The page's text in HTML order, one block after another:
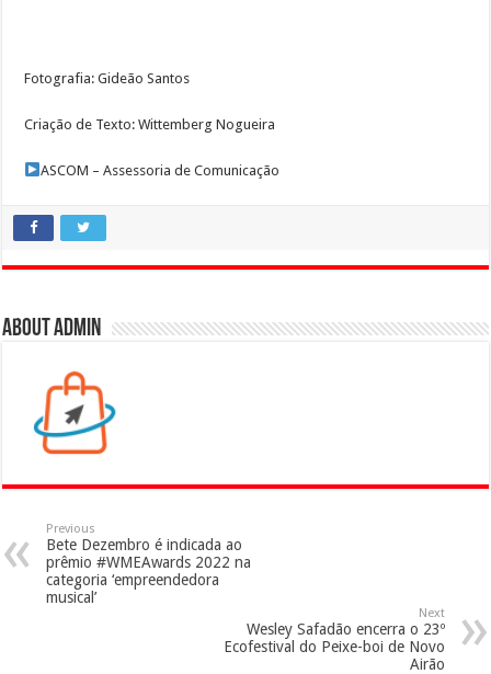
Fotografia: Gideão Santos
Criação de Texto: Wittemberg Nogueira
ASCOM – Assessoria de Comunicação
About admin
Previous
Bete Dezembro é indicada ao
prêmio #WMEAwards 2022 na
categoria ‘empreendedora
musical’
Next
Wesley Safadão encerra o 23º
Ecofestival do Peixe-boi de Novo
Airão